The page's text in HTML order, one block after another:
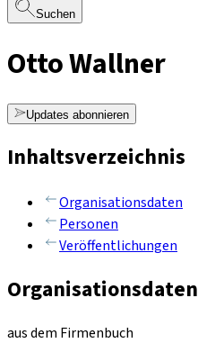
Suchen
Otto Wallner
Updates abonnieren
Inhaltsverzeichnis
Organisationsdaten
Personen
Veröffentlichungen
Organisationsdaten
aus dem Firmenbuch